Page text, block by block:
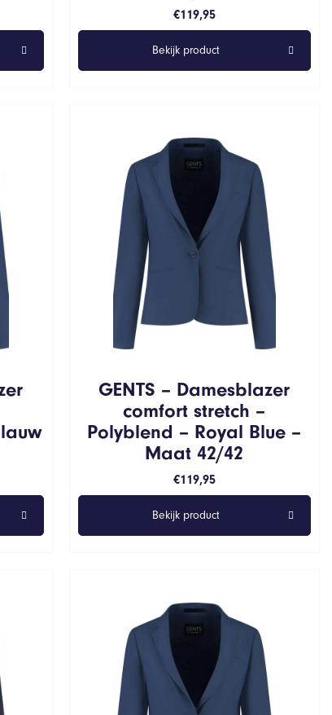
€119,95
Bekijk product
GENTS – Damesblazer
comfort stretch –
Polyblend – Royal Blue –
Maat 42/42
€119,95
Bekijk product